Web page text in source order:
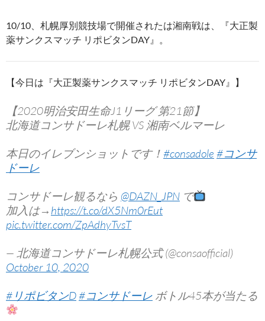
10/10、札幌厚別競技場で開催されたは湘南戦は、『大正製
薬サンクスマッチ リポビタンDAY』。
【今日は『大正製薬サンクスマッチ リポビタンDAY』】
【2020明治安田生命J1リーグ 第21節】
北海道コンサドーレ札幌 VS 湘南ベルマーレ
本日のイレブンショットです！ #consadole #コンサ
ドーレ
コンサドーレ観るなら @DAZN_JPN で
加入は→ https://t.co/dX5Nm0rEut
pic.twitter.com/ZpAdhyTvsT
— 北海道コンサドーレ札幌公式 (@consaofficial)
October 10, 2020
#リポビタンD#コンサドーレ ボトル45本が当たる